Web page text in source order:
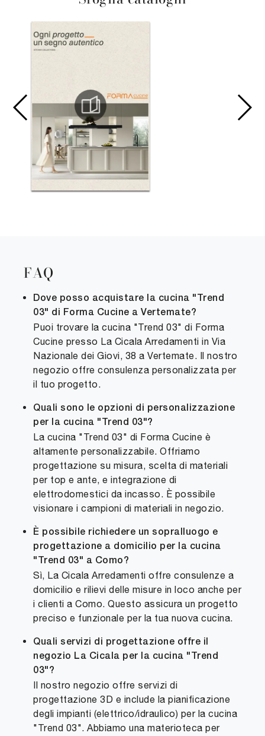
FAQ
Dove posso acquistare la cucina "Trend
03" di Forma Cucine a Vertemate?
Puoi trovare la cucina "Trend 03" di Forma
Cucine presso La Cicala Arredamenti in Via
Nazionale dei Giovi, 38 a Vertemate. Il nostro
negozio offre consulenza personalizzata per
il tuo progetto.
Quali sono le opzioni di personalizzazione
per la cucina "Trend 03"?
La cucina "Trend 03" di Forma Cucine è
altamente personalizzabile. Offriamo
progettazione su misura, scelta di materiali
per top e ante, e integrazione di
elettrodomestici da incasso. È possibile
visionare i campioni di materiali in negozio.
È possibile richiedere un sopralluogo e
progettazione a domicilio per la cucina
"Trend 03" a Como?
Sì, La Cicala Arredamenti offre consulenze a
domicilio e rilievi delle misure in loco anche per
i clienti a Como. Questo assicura un progetto
preciso e funzionale per la tua nuova cucina.
Quali servizi di progettazione offre il
negozio La Cicala per la cucina "Trend
03"?
Il nostro negozio offre servizi di
progettazione 3D e include la pianificazione
degli impianti (elettrico/idraulico) per la cucina
"Trend 03". Abbiamo una materioteca per